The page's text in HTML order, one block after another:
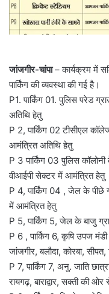
जांजगीर-चांपा– कार्यक्रम में
पार्किंग की व्यवस्था की गई है।
P1. पार्किंग 01. पुलिस परेड
अतिथि हेतु
P 2, पार्किंग 02 टीसीएल
आमंत्रित अतिथि हेतु
P 3 पार्किंग 03 पुलिस
वीआईपी सेक्टर में आमंत्रित हेतु
P 4, पार्किंग 04 , जेल के पीछे
में आमंत्रित हेतु
P 5, पार्किंग 5, जेल के बाजु
P 6 , पार्किंग 6, कृषि उपज
जांजगीर, बलौदा, कोरबा,
P 7, पार्किंग 7, अनु. जाति
रायगढ़, बाराद्वार, सक्ती की